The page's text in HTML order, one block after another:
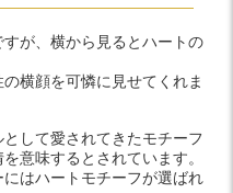
が、横から見るとハートの
横顔を可憐に見せてくれま
して愛されてきたモチーフ
意味するとされています。
はハートモチーフが選ばれ